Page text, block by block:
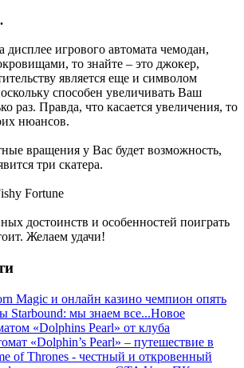
игрового автомата чемодан,
то знайте – это джокер,
является еще и символом
способен увеличивать Ваш
раз. Правда, что касается увеличения, то
нюансов.
вращения у Вас будет возможность,
три скатера.
Fortune
достоинств и особенностей поиграть
Желаем удачи!
Magic и онлайн казино чемпион опять
Starbound: мы знаем все...Новое
«Dolphins Pearl» от клуба
«Dolphin’s Pearl» – путешествие в
of Thrones - честный и откровенный